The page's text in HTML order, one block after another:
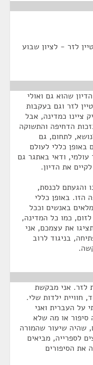
לזר - לציון שבוע
שהוא גם ואולי
לזר וגם בעקבות
ציינו כמדינה, אבל
הדחיפה והתשוקה
לתחום, גם
כללי לעולם
ודאי באתגר גם
את הדיון.
והגעתם לכנסת,
הזו. באופן כללי
באנשים וככל
לזום, כמו כל המדינה,
את עצמכם, אני
בניגוד לרוב
לזר. אני מבקשת
ילדות שלי.
על העברית ואני
סיפור או מה שלא
שהיה שיעור שהמורה
לספרייה, מביאים
את הסיפורים